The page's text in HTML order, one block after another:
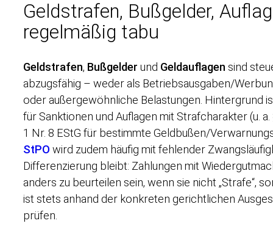
Geldstrafen, Bußgelder,
regelmäßig tabu
Geldstrafen, Bußgelder und Geldauflagen sind
abzugsfähig – weder als Betriebsausgaben/
oder außergewöhnliche Belastungen. Hintergrund
für Sanktionen und Auflagen mit Strafcharakter (u.
1 Nr. 8 EStG für bestimmte Geldbußen/
StPO wird zudem häufig mit fehlender
Differenzierung bleibt: Zahlungen mit
anders zu beurteilen sein, wenn sie nicht „Strafe“,
ist stets anhand der konkreten gerichtlichen
prüfen.